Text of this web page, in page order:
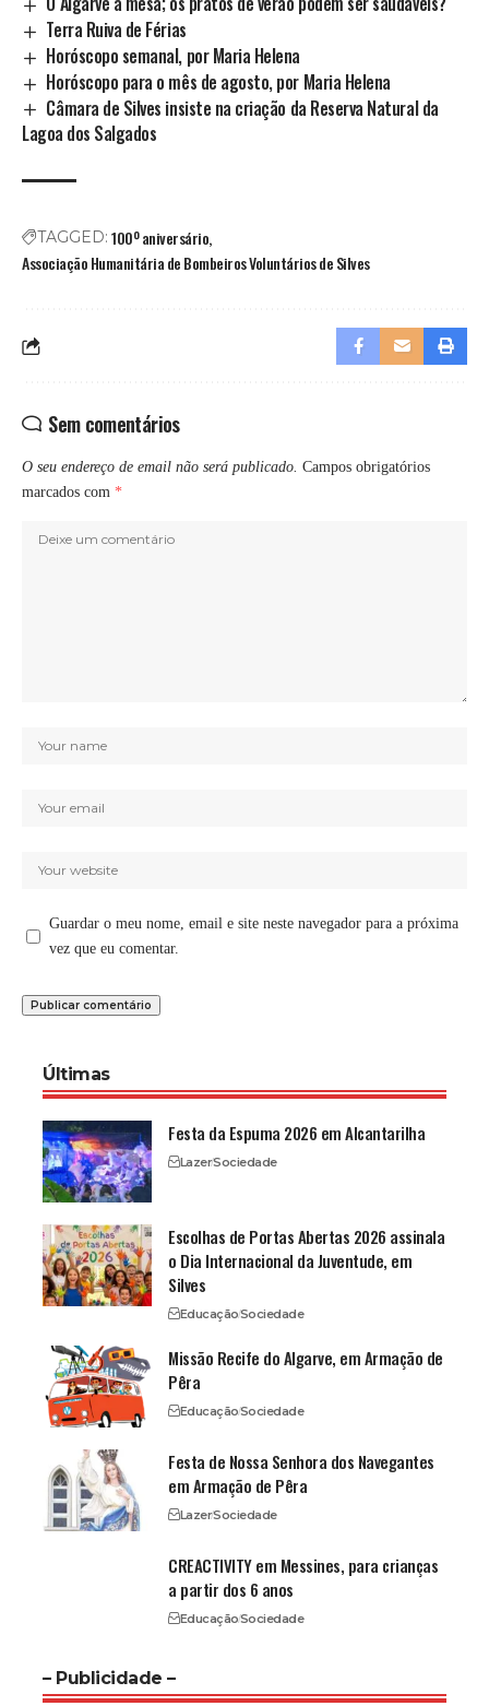
Terra Ruiva de Férias
Horóscopo semanal, por Maria Helena
Horóscopo para o mês de agosto, por Maria Helena
Câmara de Silves insiste na criação da Reserva Natural da
Lagoa dos Salgados
TAGGED: 100º aniversário
Associação Humanitária de Bombeiros Voluntários de Silves
Sem comentários
O seu endereço de email não será publicado. Campos obrigatórios
marcados com *
Guardar o meu nome, email e site neste navegador para a próxima
vez que eu comentar.
Últimas
Festa da Espuma 2026 em Alcantarilha
LazerSociedade
Escolhas de Portas Abertas 2026 assinala
o Dia Internacional da Juventude, em
Silves
EducaçãoSociedade
Missão Recife do Algarve, em Armação de
Pêra
EducaçãoSociedade
Festa de Nossa Senhora dos Navegantes
em Armação de Pêra
LazerSociedade
CREACTIVITY em Messines, para crianças
a partir dos 6 anos
EducaçãoSociedade
– Publicidade –